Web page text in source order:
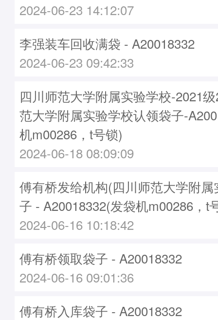
2024-06-23 14:12:07
李强装车回收满袋 - A20018332
2024-06-23 09:42:33
四川师范大学附属实验学校-2021
范大学附属实验学校认领袋子-
机m00286，t号锁)
2024-06-18 08:09:09
傅有桥发给机构(四川师范大学附
子 - A20018332(发袋机m00286，t
2024-06-16 10:18:42
傅有桥领取袋子 - A20018332
2024-06-16 09:01:36
傅有桥入库袋子 - A20018332